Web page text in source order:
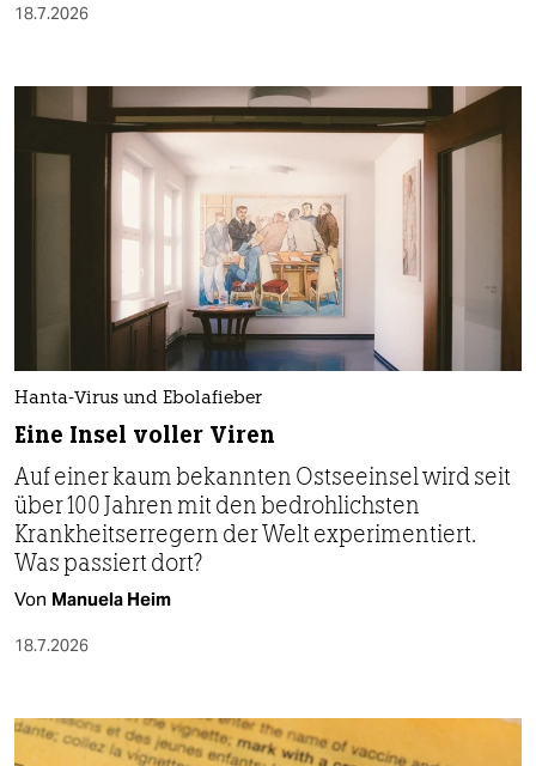
18.7.2026
Hanta-Virus und Ebolafieber
Eine Insel voller Viren
Auf einer kaum bekannten Ostseeinsel wird seit
über 100 Jahren mit den bedrohlichsten
Krankheitserregern der Welt experimentiert.
Was passiert dort?
Von Manuela Heim
18.7.2026